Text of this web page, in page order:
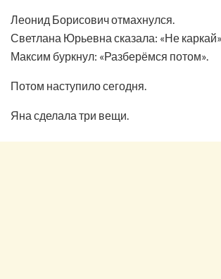
Леонид Борисович отмахнулся.
Светлана Юрьевна сказала: «Не
Максим буркнул: «Разберёмся потом».
Потом наступило сегодня.
Яна сделала три вещи.